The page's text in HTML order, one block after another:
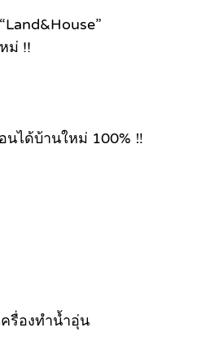
ม่ !!
นได้บ้านใหม่ 100% ‼️
รื่องทำน้ำอุ่น